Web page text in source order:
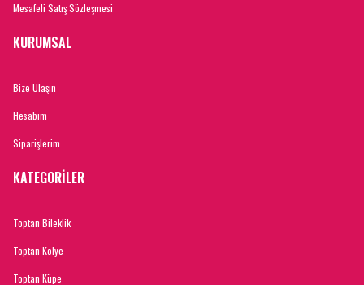
Mesafeli Satış Sözleşmesi
KURUMSAL
Bize Ulaşın
Hesabım
Siparişlerim
KATEGORİLER
Toptan Bileklik
Toptan Kolye
Toptan Küpe